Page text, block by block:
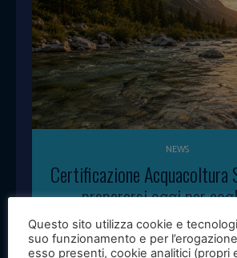
NEWS
Certificazione Acquacoltura
prepararsi oggi per
opportunità di
API avvia un percorso di
Questo sito utilizza cookie e
suo funzionamento e per
esso presenti, cookie analitici (propri